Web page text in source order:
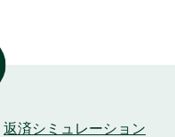
返済シミュレーション